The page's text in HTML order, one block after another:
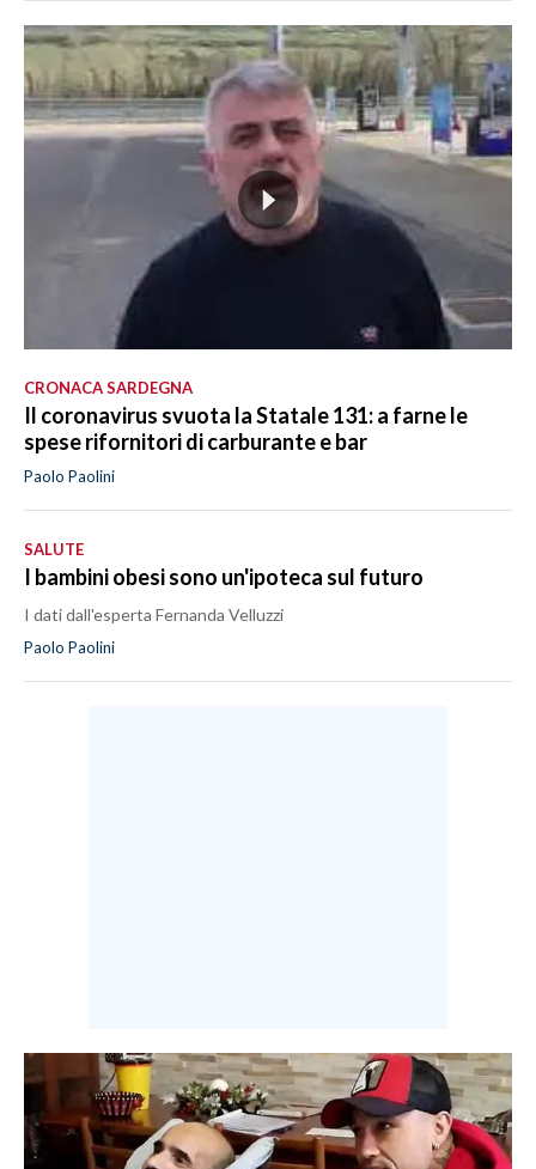
LAVORO
BANDI
SPORT IN SARDEGNA
RISULTATI E CLASSIFICHE
CALCIO REGIONALE
TENNIS
ALTRI SPORT
SPETTACOLI
GOSSIP
INSULARITÀ
INFO AZIENDE
ABBONATI
CRONACA SARDEGNA
Il coronavirus svuota la Statale 131: a farne le
spese rifornitori di carburante e bar
Paolo Paolini
SALUTE
I bambini obesi sono un'ipoteca sul futuro
I dati dall'esperta Fernanda Velluzzi
Paolo Paolini